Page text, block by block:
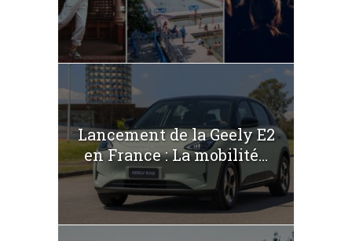
Lancement de la Geely E2
en France : La mobilité...